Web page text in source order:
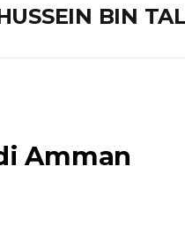
BIN
Amman